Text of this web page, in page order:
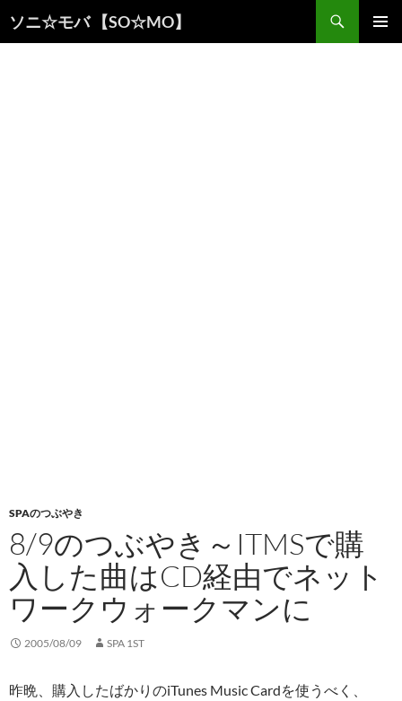
ソニ☆モバ 【SO☆MO】
索
SPAのつぶやき
8/9のつぶやき～ITMSで購
入した曲はCD経由でネット
ワークウォークマンに
2005/08/09 SPA 1ST
昨晩、購入したばかりのiTunes Music Cardを使うべく、